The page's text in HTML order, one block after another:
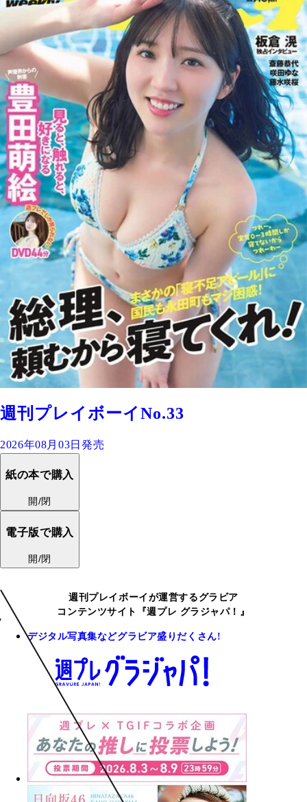
週刊プレイボーイNo.33
2026年08月03日発売
紙の本で購入
開/閉
電子版で購入
開/閉
週刊プレイボーイが運営するグラビア
コンテンツサイト『週プレ グラジャパ！』
デジタル写真集などグラビア盛りだくさん!